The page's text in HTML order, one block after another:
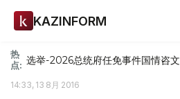
KAZINFORM
热
点: 选举-2026总统府任免事件国情咨文
14:33, 13 8月 2016